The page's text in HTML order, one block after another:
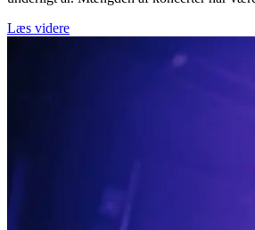
Læs videre